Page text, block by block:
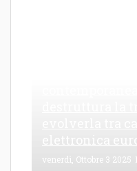
venerdì, Ottobre 3 2025